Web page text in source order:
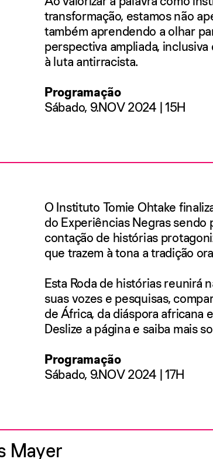
transformação, estamos não
também aprendendo a olhar
perspectiva ampliada,
à luta antirracista.
Programação
Sábado, 9.NOV 2024 | 15H
O Instituto Tomie Ohtake
do Experiências Negrassendo
contação de histórias
que trazem à tona a tradição
Esta Roda de históriasreunirá
suas vozes e pesquisas,
de África, da diáspora africana
Deslize a página e saiba mais
Programação
Sábado, 9.NOV 2024 | 17H
Mayer